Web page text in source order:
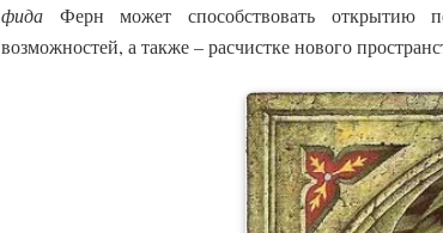
фидаФерн может способствовать открытию
возможностей, а также – расчистке нового